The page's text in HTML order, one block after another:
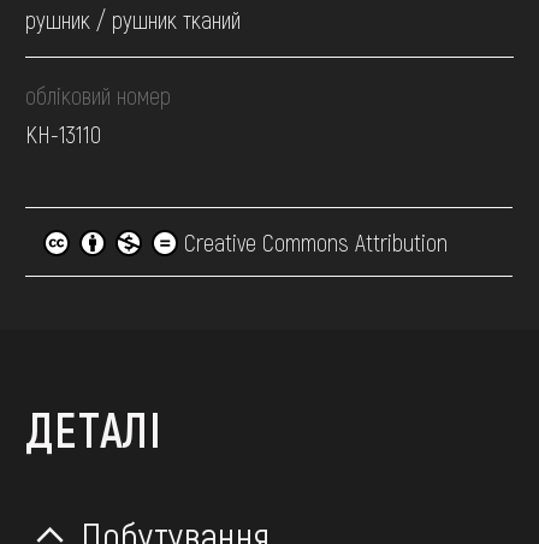
рушник / рушник тканий
обліковий номер
КН-13110
Creative Commons Attribution
ДЕТАЛІ